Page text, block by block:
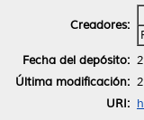
Creadores:
Fecha del depósito:
Última modificación:
URI: